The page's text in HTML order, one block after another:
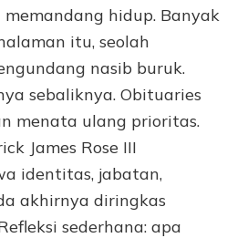
hidup. Banyak
itu, seolah
nasib buruk.
sebaliknya. Obituaries
menata ulang prioritas.
James Rose III
identitas, jabatan,
akhirnya diringkas
sederhana: apa